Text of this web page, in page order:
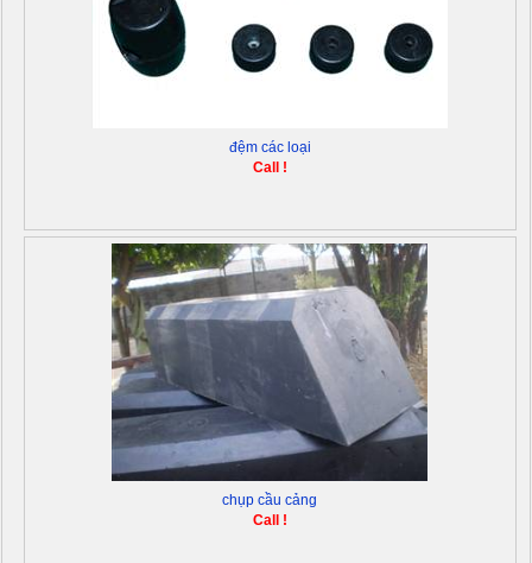
đệm các loại
Call !
chụp cầu cảng
Call !